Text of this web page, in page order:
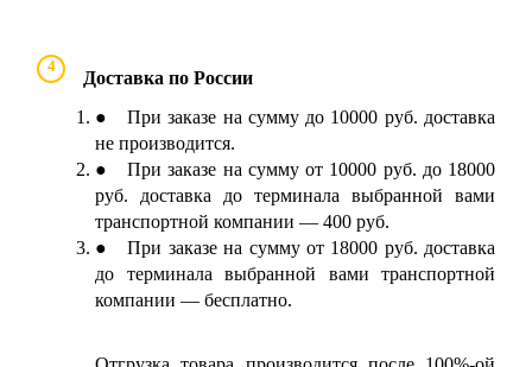
4
Доставка по России
● При заказе на сумму до 10000 руб. доставка
не производится.
● При заказе на сумму от 10000 руб. до 18000
руб. доставка до терминала выбранной вами
транспортной компании — 400 руб.
● При заказе на сумму от 18000 руб. доставка
до терминала выбранной вами транспортной
компании — бесплатно.